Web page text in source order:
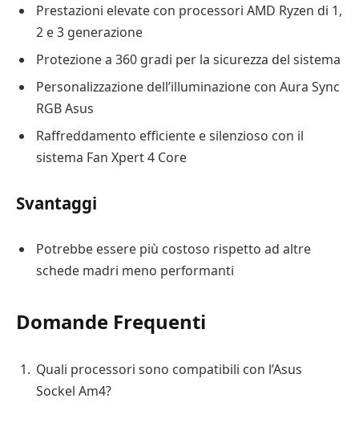
Prestazioni elevate con processori AMD Ryzen di 1,
2 e 3 generazione
Protezione a 360 gradi per la sicurezza del sistema
Personalizzazione dell’illuminazione con Aura Sync
RGB Asus
Raffreddamento efficiente e silenzioso con il
sistema Fan Xpert 4 Core
Svantaggi
Potrebbe essere più costoso rispetto ad altre
schede madri meno performanti
Domande Frequenti
Quali processori sono compatibili con l’Asus
Sockel Am4?